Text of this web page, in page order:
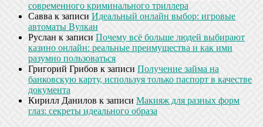
современного криминального триллера
Савва к записи Идеальный онлайн выбор: игровые
автоматы Вулкан
Руслан к записи Почему всё больше людей выбирают
казино онлайн: реальные преимущества и как ими
разумно пользоваться
Григорий Грибов к записи Получение займа на
банковскую карту, используя только паспорт в качестве
документа
Кирилл Данилов к записи Макияж для разных форм
глаз: секреты идеального образа